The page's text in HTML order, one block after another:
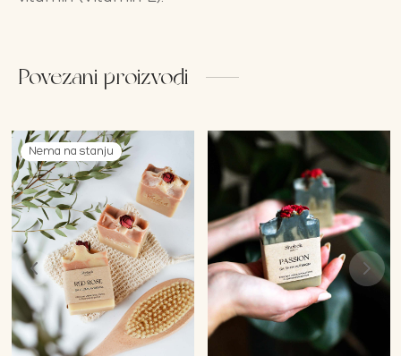
Povezani proizvodi
Nema na stanju